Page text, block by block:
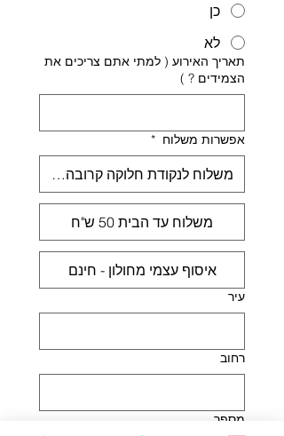
כן
לא
תאריך האירוע ( למתי אתם צריכים את
הצמידים ? )
אפשרות משלוח *
משלוח לנקודת חלוקה קרובה אליך 30 ש"ח
משלוח עד הבית 50 ש"ח
איסוף עצמי מחולון - חינם
עיר
רחוב
מספר